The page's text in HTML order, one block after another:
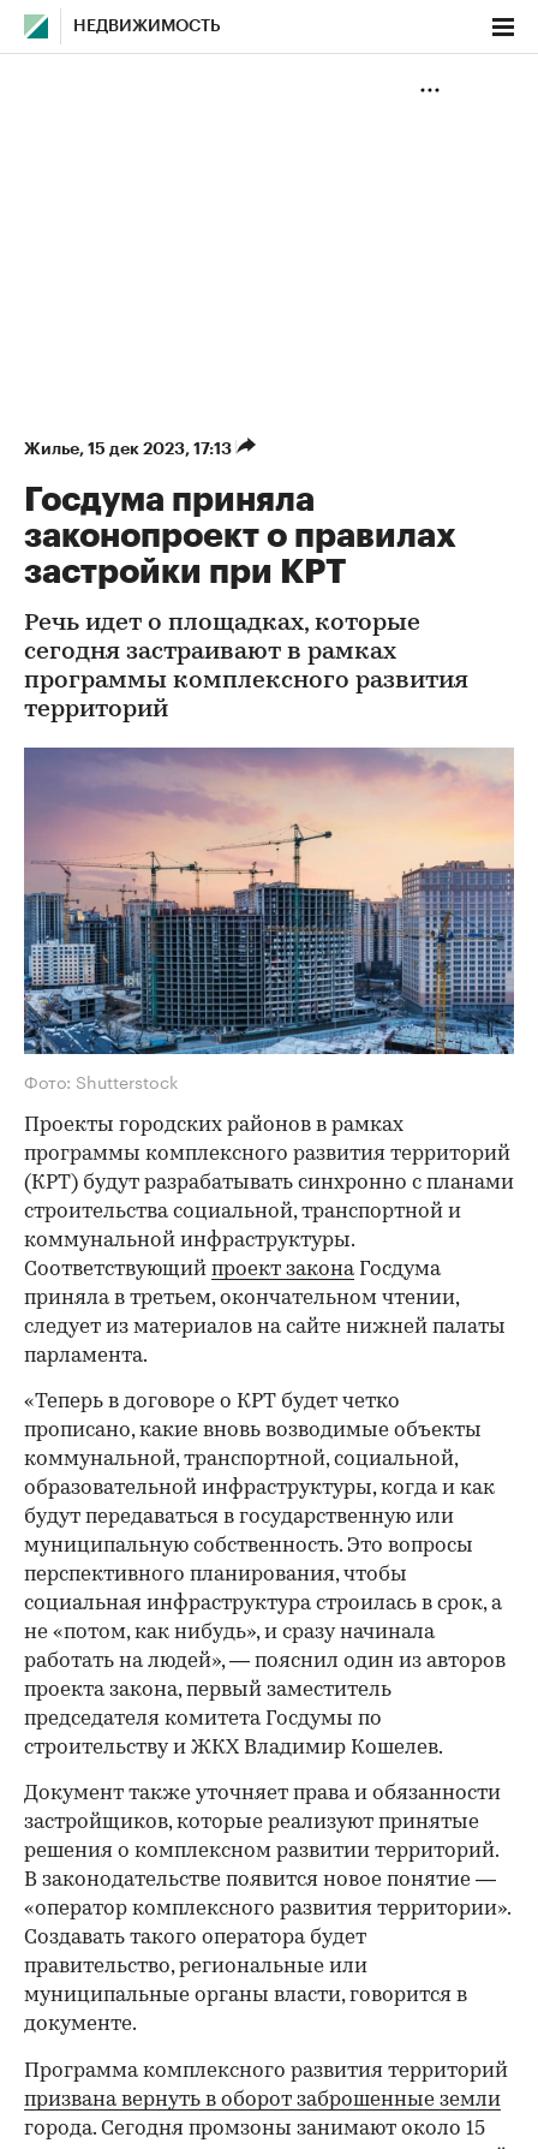
НЕДВИЖИМОСТЬ
Жилье⁠, 15 дек 2023, 17:13
Госдума приняла
законопроект о правилах
застройки при КРТ
Речь идет о площадках, которые
сегодня застраивают в рамках
программы комплексного развития
территорий
Фото: Shutterstock
Проекты городских районов в рамках
программы комплексного развития территорий
(КРТ) будут разрабатывать синхронно с планами
строительства социальной, транспортной и
коммунальной инфраструктуры.
Соответствующий проект законаГосдума
приняла в третьем, окончательном чтении,
следует из материалов на сайте нижней палаты
парламента.
«Теперь в договоре о КРТ будет четко
прописано, какие вновь возводимые объекты
коммунальной, транспортной, социальной,
образовательной инфраструктуры, когда и как
будут передаваться в государственную или
муниципальную собственность. Это вопросы
перспективного планирования, чтобы
социальная инфраструктура строилась в срок, а
не «потом, как нибудь», и сразу начинала
работать на людей», — пояснил один из авторов
проекта закона, первый заместитель
председателя комитета Госдумы по
строительству и ЖКХ Владимир Кошелев.
Документ также уточняет права и обязанности
застройщиков, которые реализуют принятые
решения о комплексном развитии территорий.
В законодательстве появится новое понятие —
«оператор комплексного развития территории».
Создавать такого оператора будет
правительство, региональные или
муниципальные органы власти, говорится в
документе.
Программа комплексного развития территорий
призвана вернуть в оборот заброшенные земли
города. Сегодня промзоны занимают около 15